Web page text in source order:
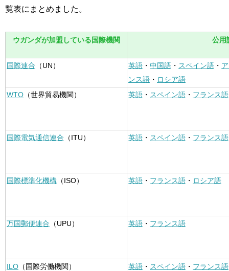
覧表にまとめました。
ウガンダが加盟している国際機関 公用
国際連合 （UN） 英語 ・ 中国語 ・ スペイン語 ・
ンス語 ・ ロシア語
WTO （世界貿易機関） 英語 ・ スペイン語 ・ フランス語
国際電気通信連合 （ITU） 英語 ・ スペイン語 ・ フランス語
国際標準化機構 （ISO） 英語 ・ フランス語 ・ ロシア語
万国郵便連合 （UPU） 英語 ・ フランス語
ILO （国際労働機関） 英語 ・ スペイン語 ・ フランス語